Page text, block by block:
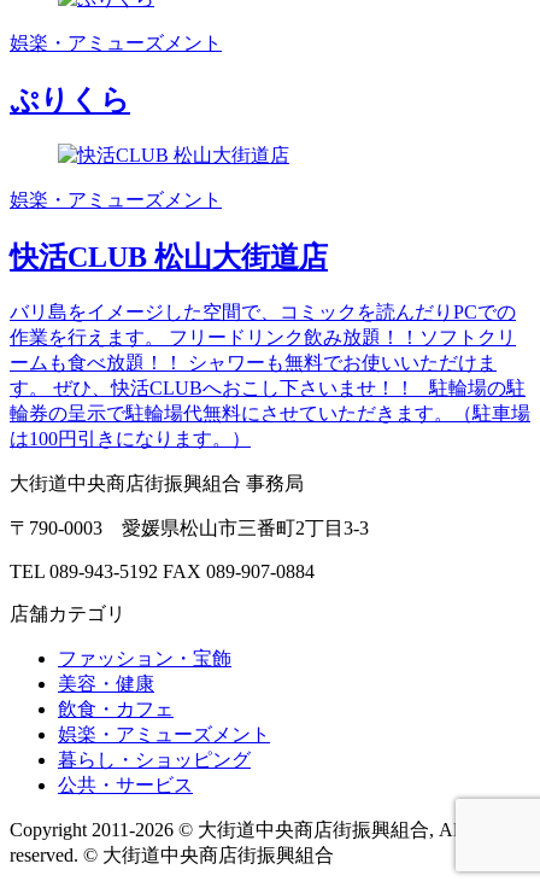
娯楽・アミューズメント
ぷりくら
娯楽・アミューズメント
快活CLUB 松山大街道店
バリ島をイメージした空間で、コミックを読んだりPCでの
作業を行えます。 フリードリンク飲み放題！！ソフトクリ
ームも食べ放題！！ シャワーも無料でお使いいただけま
す。 ぜひ、快活CLUBへおこし下さいませ！！ 駐輪場の駐
輪券の呈示で駐輪場代無料にさせていただきます。（駐車場
は100円引きになります。）
大街道中央商店街振興組合 事務局
〒790-0003 愛媛県松山市三番町2丁目3-3
TEL 089-943-5192 FAX 089-907-0884
店舗カテゴリ
ファッション・宝飾
美容・健康
飲食・カフェ
娯楽・アミューズメント
暮らし・ショッピング
公共・サービス
Copyright 2011-2026 © 大街道中央商店街振興組合, All rights
reserved. © 大街道中央商店街振興組合